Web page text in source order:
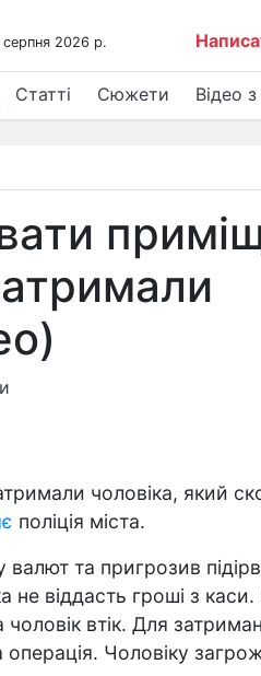
серпня 2026 р.
Статті Сюжети Відео
чоловіка, який
поліція міста.
та пригрозив
віддасть гроші з
втік. Для
операція. Чоловіку